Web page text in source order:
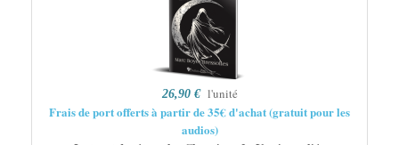
26,90 € l'unité
Frais de port offerts à partir de 35€ d'achat (gratuit pour les
audios)